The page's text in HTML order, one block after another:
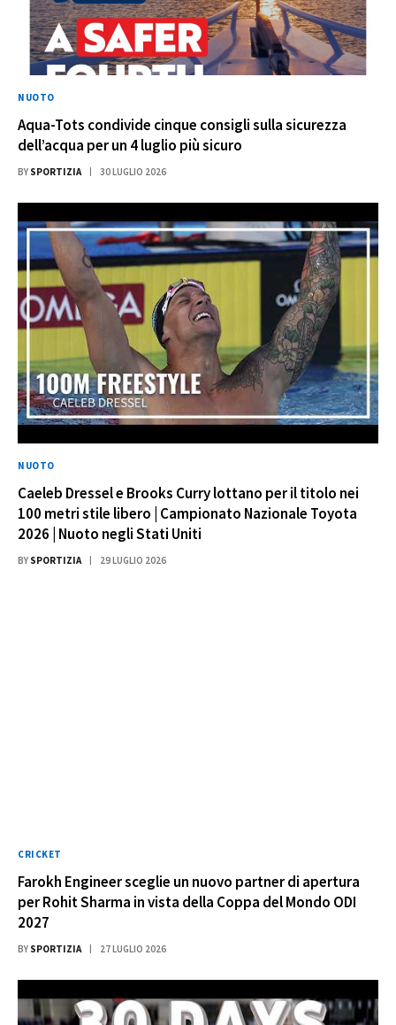
NUOTO
Aqua-Tots condivide cinque consigli sulla sicurezza
dell’acqua per un 4 luglio più sicuro
BY SPORTIZIA 30 LUGLIO 2026
NUOTO
Caeleb Dressel e Brooks Curry lottano per il titolo nei
100 metri stile libero | Campionato Nazionale Toyota
2026 | Nuoto negli Stati Uniti
BY SPORTIZIA 29 LUGLIO 2026
CRICKET
Farokh Engineer sceglie un nuovo partner di apertura
per Rohit Sharma in vista della Coppa del Mondo ODI
2027
BY SPORTIZIA 27 LUGLIO 2026